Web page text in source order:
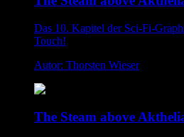
Das 10. Kapitel der Sci-Fi-
Touch!
Autor: Thorsten Wieser
The Steam above